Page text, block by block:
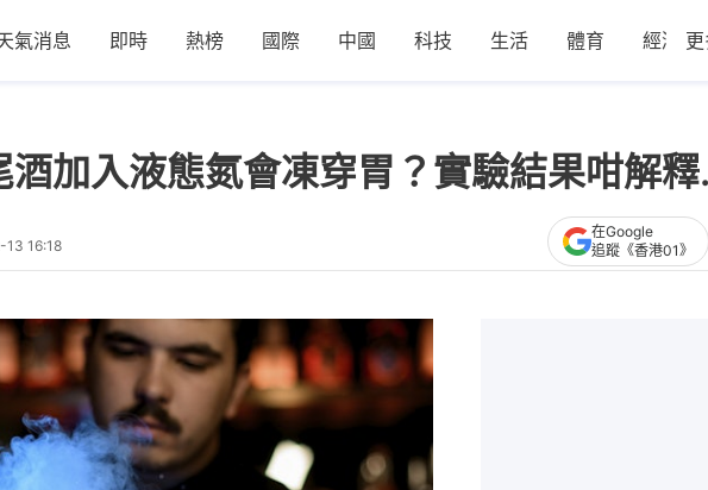
氣消息 即時 熱榜 國際 中國 科技 生活 體育 經濟
酒加入液態氮會凍穿胃？實驗結果咁解
16:18
在Google
追蹤《香港01》